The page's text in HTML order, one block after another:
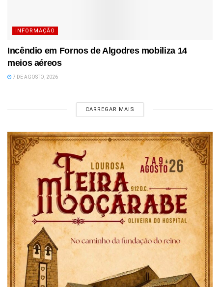
INFORMAÇÃO
Incêndio em Fornos de Algodres mobiliza 14
meios aéreos
7 DE AGOSTO, 2026
CARREGAR MAIS